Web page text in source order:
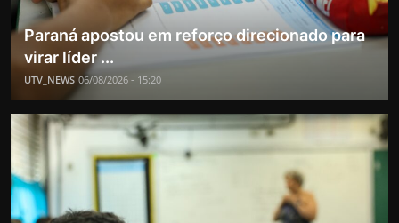
Paraná apostou em reforço direcionado para
virar líder ...
UTV_NEWS 06/08/2026 - 15:20